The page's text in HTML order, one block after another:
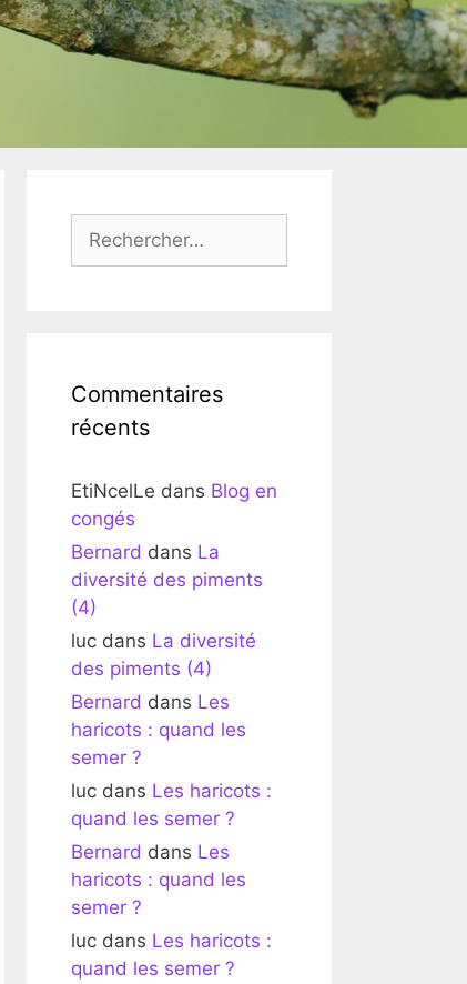
Commentaires
récents
EtiNcelLe dans Blog en
congés
Bernard dans La
diversité des piments
(4)
luc dans La diversité
des piments (4)
Bernard dans Les
haricots : quand les
semer ?
luc dans Les haricots :
quand les semer ?
Bernard dans Les
haricots : quand les
semer ?
luc dans Les haricots :
quand les semer ?